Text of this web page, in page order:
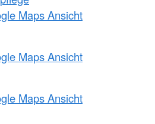
Maps Ansicht
Maps Ansicht
Maps Ansicht